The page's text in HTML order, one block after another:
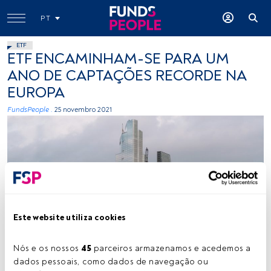
Este website utiliza cookies
Nós e os nossos 45 parceiros armazenamos e acedemos a
dados pessoais, como dados de navegação ou
PT
ETF
ETF ENCAMINHAM-SE PARA UM
ANO DE CAPTAÇÕES RECORDE NA
EUROPA
FundsPeople . 25 novembro 2021
Créditos: Viktor Forgacs (Unsplash)
Tempo de leitura:1 min.